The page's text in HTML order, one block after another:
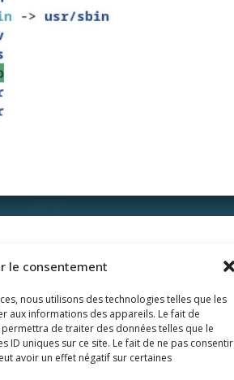
le consentement
nous utilisons des technologies telles que les
aux informations des appareils. Le fait de
de traiter des données telles que le
ID uniques sur ce site. Le fait de ne pas consentir
avoir un effet négatif sur certaines
UNIX
Applications mobile